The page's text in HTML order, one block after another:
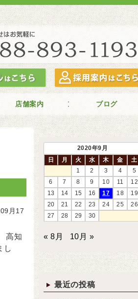
店舗案内 ブログ
月17
高知
し
2020年9月
日
月 火 水 木 金
土
1
2 3 4
5
6
7 8 9 10 11
12
13
14 15 16 17 18
19
20
21 22 23 24 25
26
27
28 29 30
« 8月 10月 »
最近の投稿